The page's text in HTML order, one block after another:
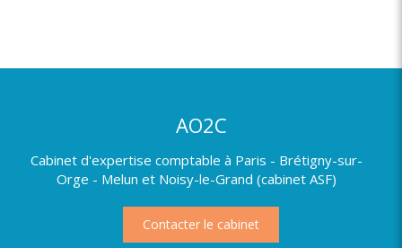
AO2C
Cabinet d'expertise comptable à Paris - Brétigny-sur-
Orge - Melun et Noisy-le-Grand (cabinet ASF)
Contacter le cabinet